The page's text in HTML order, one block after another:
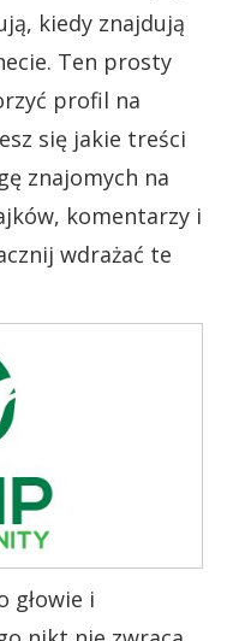
kiedy znajdują
Ten prosty
profil na
się jakie treści
znajomych na
komentarzy i
wdrażać te
głowie i